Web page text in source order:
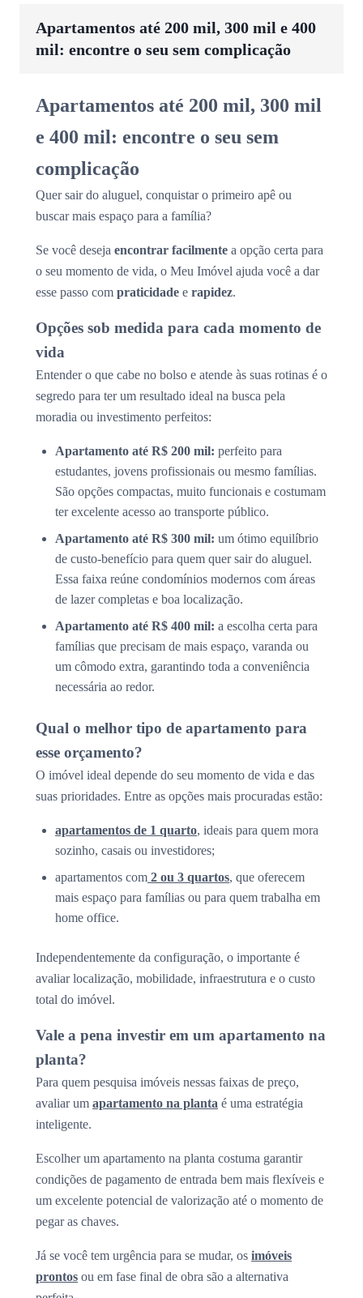
Apartamentos até 200 mil, 300 mil e 400
mil: encontre o seu sem complicação
Apartamentos até 200 mil, 300 mil
e 400 mil: encontre o seu sem
complicação
Quer sair do aluguel, conquistar o primeiro apê ou
buscar mais espaço para a família?
Se você deseja encontrar facilmente a opção certa para
o seu momento de vida, o Meu Imóvel ajuda você a dar
esse passo com praticidade e rapidez.
Opções sob medida para cada momento de
vida
Entender o que cabe no bolso e atende às suas rotinas é o
segredo para ter um resultado ideal na busca pela
moradia ou investimento perfeitos:
Apartamento até R$ 200 mil: perfeito para
estudantes, jovens profissionais ou mesmo famílias.
São opções compactas, muito funcionais e costumam
ter excelente acesso ao transporte público.
Apartamento até R$ 300 mil: um ótimo equilíbrio
de custo-benefício para quem quer sair do aluguel.
Essa faixa reúne condomínios modernos com áreas
de lazer completas e boa localização.
Apartamento até R$ 400 mil: a escolha certa para
famílias que precisam de mais espaço, varanda ou
um cômodo extra, garantindo toda a conveniência
necessária ao redor.
Qual o melhor tipo de apartamento para
esse orçamento?
O imóvel ideal depende do seu momento de vida e das
suas prioridades. Entre as opções mais procuradas estão:
apartamentos de 1 quarto, ideais para quem mora
sozinho, casais ou investidores;
apartamentos com 2 ou 3 quartos, que oferecem
mais espaço para famílias ou para quem trabalha em
home office.
Independentemente da configuração, o importante é
avaliar localização, mobilidade, infraestrutura e o custo
total do imóvel.
Vale a pena investir em um apartamento na
planta?
Para quem pesquisa imóveis nessas faixas de preço,
avaliar um apartamento na planta é uma estratégia
inteligente.
Escolher um apartamento na planta costuma garantir
condições de pagamento de entrada bem mais flexíveis e
um excelente potencial de valorização até o momento de
pegar as chaves.
Já se você tem urgência para se mudar, os imóveis
prontos ou em fase final de obra são a alternativa